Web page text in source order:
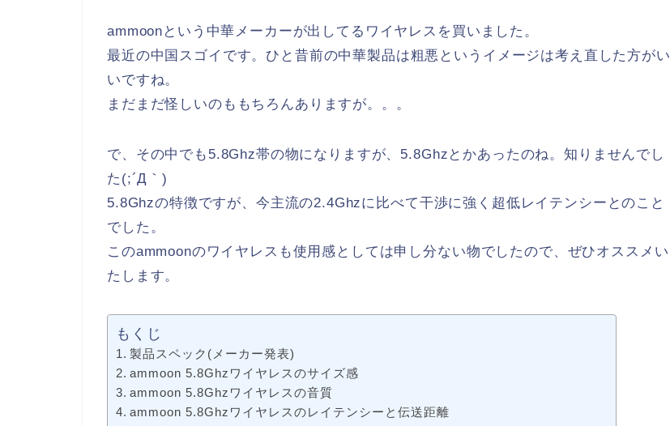
ammoonという中華メーカーが出してるワイヤレスを買いました。
最近の中国スゴイです。ひと昔前の中華製品は粗悪というイメージは考え直した方がい
いですね。
まだまだ怪しいのももちろんありますが。。。
で、その中でも5.8Ghz帯の物になりますが、5.8Ghzとかあったのね。知りませんでし
た(;´Д｀)
5.8Ghzの特徴ですが、今主流の2.4Ghzに比べて干渉に強く超低レイテンシーとのこと
でした。
このammoonのワイヤレスも使用感としては申し分ない物でしたので、ぜひオススメい
たします。
もくじ
製品スペック(メーカー発表)
ammoon 5.8Ghzワイヤレスのサイズ感
ammoon 5.8Ghzワイヤレスの音質
ammoon 5.8Ghzワイヤレスのレイテンシーと伝送距離